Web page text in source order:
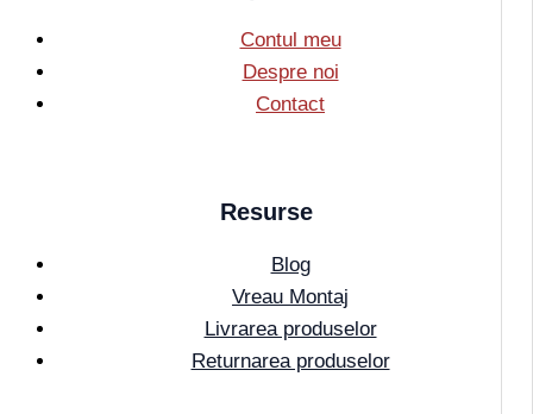
Contul meu
Despre noi
Contact
Resurse
Blog
Vreau Montaj
Livrarea produselor
Returnarea produselor